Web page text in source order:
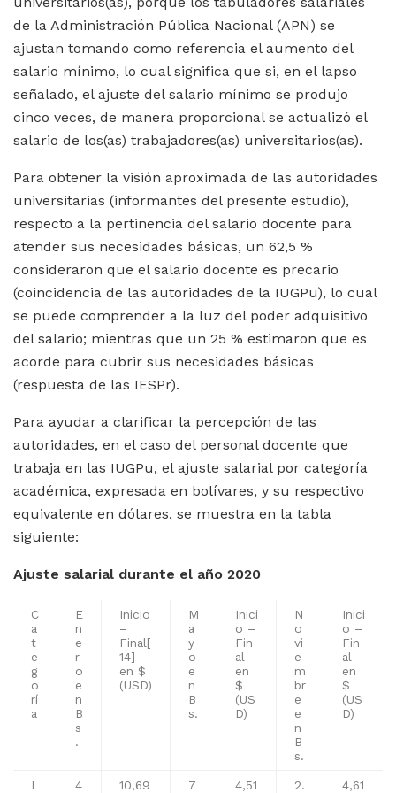
de la Administración Pública Nacional (APN) se
ajustan tomando como referencia el aumento del
salario mínimo, lo cual significa que si, en el lapso
señalado, el ajuste del salario mínimo se produjo
cinco veces, de manera proporcional se actualizó el
salario de los(as) trabajadores(as) universitarios(as).
Para obtener la visión aproximada de las autoridades
universitarias (informantes del presente estudio),
respecto a la pertinencia del salario docente para
atender sus necesidades básicas, un 62,5 %
consideraron que el salario docente es precario
(coincidencia de las autoridades de la IUGPu), lo cual
se puede comprender a la luz del poder adquisitivo
del salario; mientras que un 25 % estimaron que es
acorde para cubrir sus necesidades básicas
(respuesta de las IESPr).
Para ayudar a clarificar la percepción de las
autoridades, en el caso del personal docente que
trabaja en las IUGPu, el ajuste salarial por categoría
académica, expresada en bolívares, y su respectivo
equivalente en dólares, se muestra en la tabla
siguiente:
Ajuste salarial durante el año 2020
C
a
t
e
g
o
rí
a
E
n
e
r
o
e
n
B
s
.
Inicio
–
Final[
14]
en $
(USD)
M
a
y
o
e
n
B
s.
Inici
o –
Fin
al
en
$
(US
D)
N
o
vi
e
m
br
e
e
n
B
s.
Inici
o –
Fin
al
en
$
(US
D)
I
4
10,69
7
4,51
2.
4,61